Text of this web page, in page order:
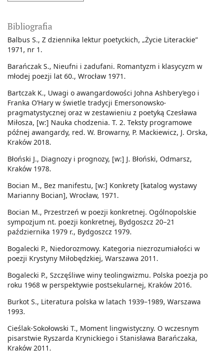
Bibliografia
Balbus S., Z dziennika lektur poetyckich, „Życie Literackie”
1971, nr 1.
Barańczak S., Nieufni i zadufani. Romantyzm i klasycyzm w
młodej poezji lat 60., Wrocław 1971.
Bartczak K., Uwagi o awangardowości Johna Ashbery’ego i
Franka O’Hary w świetle tradycji Emersonowsko-
pragmatystycznej oraz w zestawieniu z poetyką Czesława
Miłosza, [w:] Nauka chodzenia. T. 2. Teksty programowe
późnej awangardy, red. W. Browarny, P. Mackiewicz, J. Orska,
Kraków 2018.
Błoński J., Diagnozy i prognozy, [w:] J. Błoński, Odmarsz,
Kraków 1978.
Bocian M., Bez manifestu, [w:] Konkrety [katalog wystawy
Marianny Bocian], Wrocław, 1971.
Bocian M., Przestrzeń w poezji konkretnej. Ogólnopolskie
sympozjum nt. poezji konkretnej, Bydgoszcz 20–21
października 1979 r., Bydgoszcz 1979.
Bogalecki P., Niedorozmowy. Kategoria niezrozumiałości w
poezji Krystyny Miłobędzkiej, Warszawa 2011.
Bogalecki P., Szczęśliwe winy teolingwizmu. Polska poezja po
roku 1968 w perspektywie postsekularnej, Kraków 2016.
Burkot S., Literatura polska w latach 1939–1989, Warszawa
1993.
Cieślak-Sokołowski T., Moment lingwistyczny. O wczesnym
pisarstwie Ryszarda Krynickiego i Stanisława Barańczaka,
Kraków 2011.